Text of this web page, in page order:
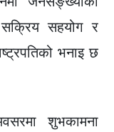
सहयोग र
भनाइ छ
शुभकामना